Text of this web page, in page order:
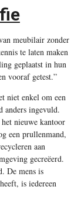
meubilair zonder
te laten maken
geplaatst in hun
vooraf getest.”
niet enkel om een
anders ingevuld.
nieuwe kantoor
een prullenmand,
aan
gecreëerd.
De mens is
is iedereen